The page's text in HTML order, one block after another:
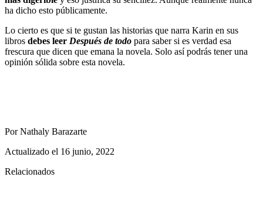
ha dicho esto públicamente.
Lo cierto es que si te gustan las historias que narra Karin en sus
libros debes leer Después de todo para saber si es verdad esa
frescura que dicen que emana la novela. Solo así podrás tener una
opinión sólida sobre esta novela.
Por Nathaly Barazarte
Actualizado el 16 junio, 2022
Relacionados